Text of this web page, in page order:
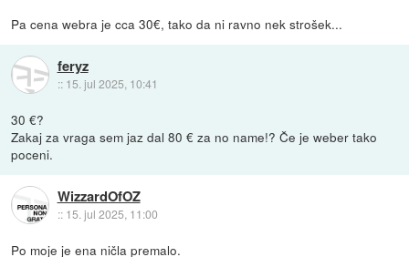
Pa cena webra je cca 30€, tako da ni ravno nek strošek...
feryz
:: 15. jul 2025, 10:41
30 €?
Zakaj za vraga sem jaz dal 80 € za no name!? Če je weber tako
poceni.
WizzardOfOZ
:: 15. jul 2025, 11:00
Po moje je ena ničla premalo.